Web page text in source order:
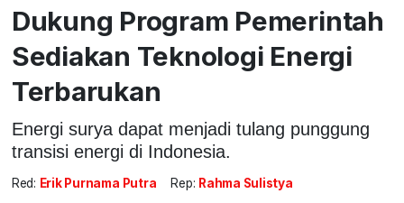
Dukung Program Pemerintah
Sediakan Teknologi Energi
Terbarukan
Energi surya dapat menjadi tulang punggung
transisi energi di Indonesia.
Red: Erik Purnama Putra Rep: Rahma Sulistya